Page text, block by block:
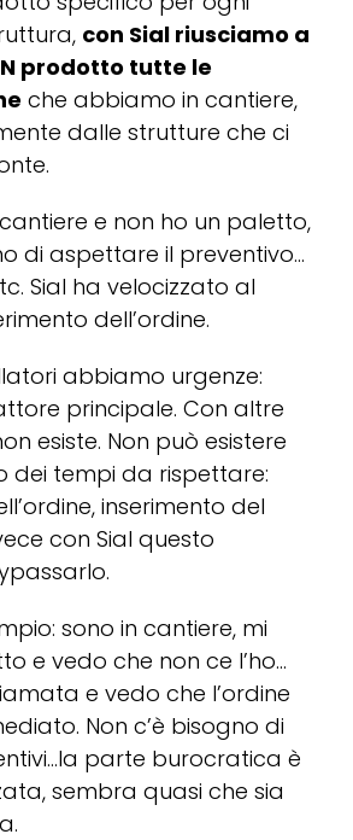
con Sial riusciamo a
prodotto tutte le
che abbiamo in cantiere,
dalle strutture che ci
e non ho un paletto,
di aspettare il preventivo…
Sial ha velocizzato al
dell’ordine.
abbiamo urgenze:
principale. Con altre
esiste. Non può esistere
dei tempi da rispettare:
inserimento del
con Sial questo
sono in cantiere, mi
e vedo che non ce l’ho…
e vedo che l’ordine
Non c’è bisogno di
parte burocratica è
sembra quasi che sia